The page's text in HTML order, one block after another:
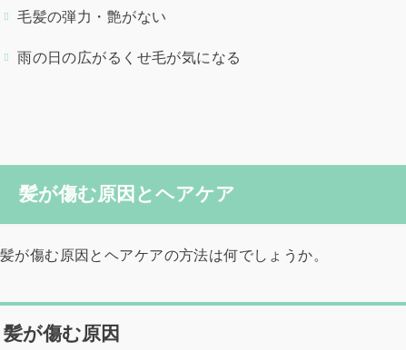
毛髪の弾力・艶がない
雨の日の広がるくせ毛が気になる
髪が傷む原因とヘアケア
髪が傷む原因とヘアケアの方法は何でしょうか。
髪が傷む原因